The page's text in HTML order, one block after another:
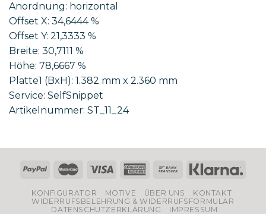
Anordnung: horizontal
Offset X: 34,6444 %
Offset Y: 21,3333 %
Breite: 30,7111 %
Höhe: 78,6667 %
Platte1 (BxH): 1.382 mm x 2.360 mm
Service: SelfSnippet
Artikelnummer: ST_11_24
KONFIGURATOR MOTIVE ÜBER UNS
KONTAKT
WIDERRUFSBELEHRUNG & WIDERRUFSFORMULAR
DATENSCHUTZERKLÄRUNG
IMPRESSUM